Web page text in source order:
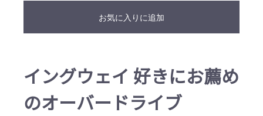
お気に入りに追加
イングウェイ 好きにお薦め
のオーバードライブ